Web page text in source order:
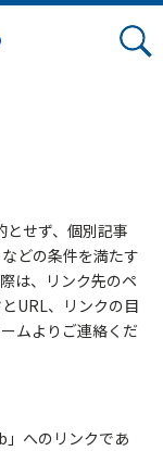
とせず、個別記事
どの条件を満たす
は、リンク先のペ
URL、リンクの目
ムよりご連絡くだ
」へのリンクであ